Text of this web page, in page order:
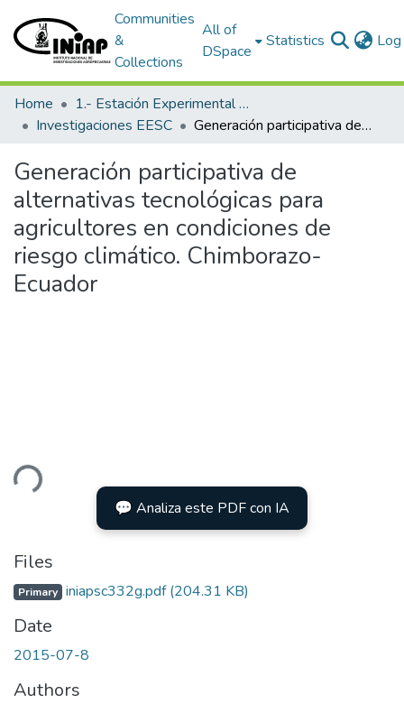
Communities
&
Collections
All of
DSpace
Statistics
Home
1.- Estación Experimental Santa Catalina
Investigaciones EESC
Generación participativa de alternativas tecnológicas para agricultores en condiciones de riesgo climático. Chimborazo-Ecuador
Generación participativa de
alternativas tecnológicas para
agricultores en condiciones de
riesgo climático. Chimborazo-
Ecuador
💬 Analiza este PDF con IA
Files
Primary iniapsc332g.pdf(204.31 KB)
Date
2015-07-8
Authors